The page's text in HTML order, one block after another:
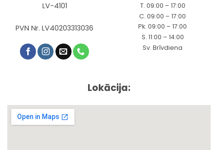
LV-4101
PVN Nr. LV40203313036
T. 09:00 – 17:00
C. 09:00 – 17:00
Pk. 09:00 – 17:00
S. 11:00 – 14:00
Sv. Brīvdiena
Lokācija: